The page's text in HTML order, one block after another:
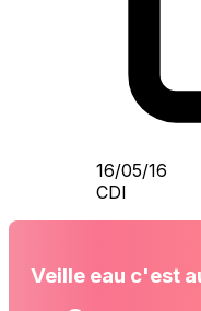
16/05/16
CDI
Veille eau c'est